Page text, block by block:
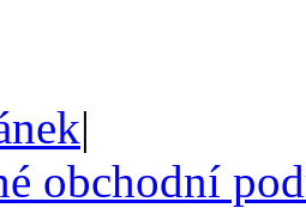
|
obchodní